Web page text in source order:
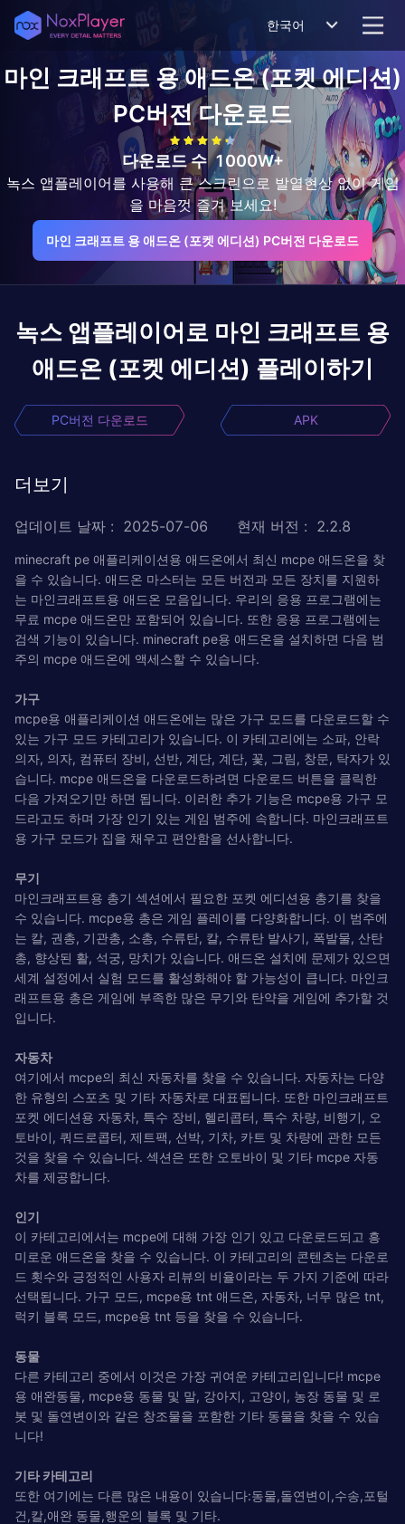
한국어
마인 크래프트 용 애드온 (포켓 에디션)
PC버전 다운로드
다운로드 수 1000W+
녹스 앱플레이어를 사용해 큰 스크린으로 발열현상 없이 게임
을 마음껏 즐겨 보세요!
마인 크래프트 용 애드온 (포켓 에디션) PC버전 다운로드
녹스 앱플레이어로 마인 크래프트 용
애드온 (포켓 에디션) 플레이하기
PC버전 다운로드 APK
더보기
업데이트 날짜 : 2025-07-06 현재 버전 : 2.2.8
minecraft pe 애플리케이션용 애드온에서 최신 mcpe 애드온을 찾
을 수 있습니다. 애드온 마스터는 모든 버전과 모든 장치를 지원하
는 마인크래프트용 애드온 모음입니다. 우리의 응용 프로그램에는
무료 mcpe 애드온만 포함되어 있습니다. 또한 응용 프로그램에는
검색 기능이 있습니다. minecraft pe용 애드온을 설치하면 다음 범
주의 mcpe 애드온에 액세스할 수 있습니다.
가구
mcpe용 애플리케이션 애드온에는 많은 가구 모드를 다운로드할 수
있는 가구 모드 카테고리가 있습니다. 이 카테고리에는 소파, 안락
의자, 의자, 컴퓨터 장비, 선반, 계단, 계단, 꽃, 그림, 창문, 탁자가 있
습니다. mcpe 애드온을 다운로드하려면 다운로드 버튼을 클릭한
다음 가져오기만 하면 됩니다. 이러한 추가 기능은 mcpe용 가구 모
드라고도 하며 가장 인기 있는 게임 범주에 속합니다. 마인크래프트
용 가구 모드가 집을 채우고 편안함을 선사합니다.
무기
마인크래프트용 총기 섹션에서 필요한 포켓 에디션용 총기를 찾을
수 있습니다. mcpe용 총은 게임 플레이를 다양화합니다. 이 범주에
는 칼, 권총, 기관총, 소총, 수류탄, 칼, 수류탄 발사기, 폭발물, 산탄
총, 향상된 활, 석궁, 망치가 있습니다. 애드온 설치에 문제가 있으면
세계 설정에서 실험 모드를 활성화해야 할 가능성이 큽니다. 마인크
래프트용 총은 게임에 부족한 많은 무기와 탄약을 게임에 추가할 것
입니다.
자동차
여기에서 mcpe의 최신 자동차를 찾을 수 있습니다. 자동차는 다양
한 유형의 스포츠 및 기타 자동차로 대표됩니다. 또한 마인크래프트
포켓 에디션용 자동차, 특수 장비, 헬리콥터, 특수 차량, 비행기, 오
토바이, 쿼드로콥터, 제트팩, 선박, 기차, 카트 및 차량에 관한 모든
것을 찾을 수 있습니다. 섹션은 또한 오토바이 및 기타 mcpe 자동
차를 제공합니다.
인기
이 카테고리에서는 mcpe에 대해 가장 인기 있고 다운로드되고 흥
미로운 애드온을 찾을 수 있습니다. 이 카테고리의 콘텐츠는 다운로
드 횟수와 긍정적인 사용자 리뷰의 비율이라는 두 가지 기준에 따라
선택됩니다. 가구 모드, mcpe용 tnt 애드온, 자동차, 너무 많은 tnt,
럭키 블록 모드, mcpe용 tnt 등을 찾을 수 있습니다.
동물
다른 카테고리 중에서 이것은 가장 귀여운 카테고리입니다! mcpe
용 애완동물, mcpe용 동물 및 말, 강아지, 고양이, 농장 동물 및 로
봇 및 돌연변이와 같은 창조물을 포함한 기타 동물을 찾을 수 있습
니다!
기타 카테고리
또한 여기에는 다른 많은 내용이 있습니다:동물,돌연변이,수송,포털
건,칼,애완 동물,행운의 블록 및 기타.